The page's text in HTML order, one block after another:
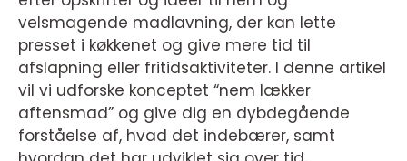
velsmagende madlavning, der kan lette
presset i køkkenet og give mere tid til
afslapning eller fritidsaktiviteter. I denne artikel
vil vi udforske konceptet “nem lækker
aftensmad” og give dig en dybdegående
forståelse af, hvad det indebærer, samt